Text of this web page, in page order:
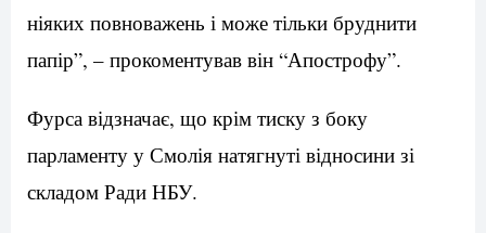
ніяких повноважень і може тільки бруднити
папір”, – прокоментував він “Апострофу”.
Фурса відзначає, що крім тиску з боку
парламенту у Смолія натягнуті відносини зі
складом Ради НБУ.